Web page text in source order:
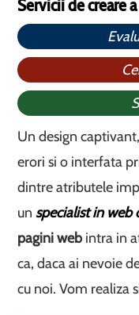
Servicii de creare
Un design
erori si o interfata
dintre atributele
unspecialist in web
pagini webintra in
ca, daca ai nevoie
cu noi. Vom realiza